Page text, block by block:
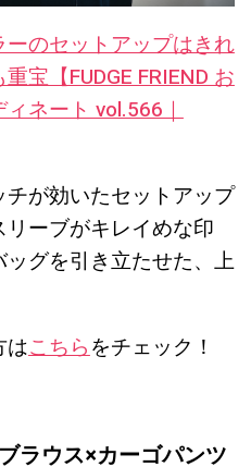
のセットアップはきれ
宝【FUDGE FRIEND お
ネート vol.566｜
が効いたセットアップ
ーブがキレイめな印
グを引き立たせた、上
はこちらをチェック！
ラウス×カーゴパンツ